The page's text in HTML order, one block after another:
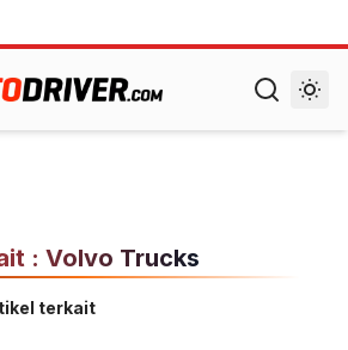
: Volvo Trucks
terkait